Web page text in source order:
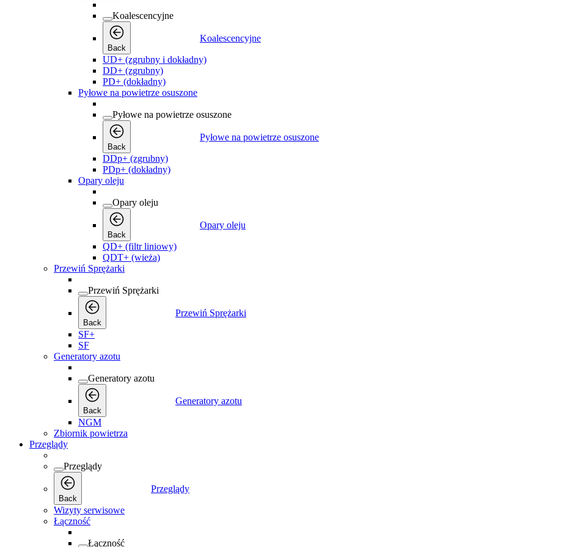
Koalescencyjne
Back
Koalescencyjne
UD+ (zgrubny i dokładny)
DD+ (zgrubny)
PD+ (dokładny)
Pyłowe na powietrze osuszone
Pyłowe na powietrze osuszone
Back
Pyłowe na powietrze osuszone
DDp+ (zgrubny)
PDp+ (dokładny)
Opary oleju
Opary oleju
Back
Opary oleju
QD+ (filtr liniowy)
QDT+ (wieża)
Przewiń Sprężarki
Przewiń Sprężarki
Back
Przewiń Sprężarki
SF+
SF
Generatory azotu
Generatory azotu
Back
Generatory azotu
NGM
Zbiornik powietrza
Przeglądy
Przeglądy
Back
Przeglądy
Wizyty serwisowe
Łączność
Łączność